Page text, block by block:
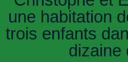
une habitation
trois enfants
dizaine